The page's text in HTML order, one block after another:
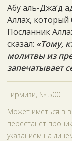
Абу аль-Джа‘д
Аллах,
Посланник
сказал: «Тому,
молитвы из
запечатывает
Тирмизи, № 500
Может иметься в
перестанет
указанием на